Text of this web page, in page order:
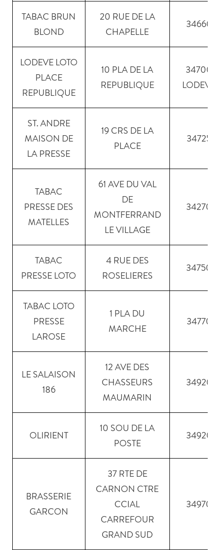
TABAC BRUN
BLOND
20 RUE DE LA
CHAPELLE
34660
LODEVE LOTO
PLACE
REPUBLIQUE
10 PLA DE LA
REPUBLIQUE
34700
LODEVE
ST. ANDRE
MAISON DE
LA PRESSE
19 CRS DE LA
PLACE
34725
TABAC
PRESSE DES
MATELLES
61 AVE DU VAL
DE
MONTFERRAND
LE VILLAGE
34270
TABAC
PRESSE LOTO
4 RUE DES
ROSELIERES
34750
TABAC LOTO
PRESSE
LAROSE
1 PLA DU
MARCHE
34770
LE SALAISON
186
12 AVE DES
CHASSEURS
MAUMARIN
34920
OLIRIENT
10 SOU DE LA
POSTE
34920
BRASSERIE
GARCON
37 RTE DE
CARNON CTRE
CCIAL
CARREFOUR
GRAND SUD
34970